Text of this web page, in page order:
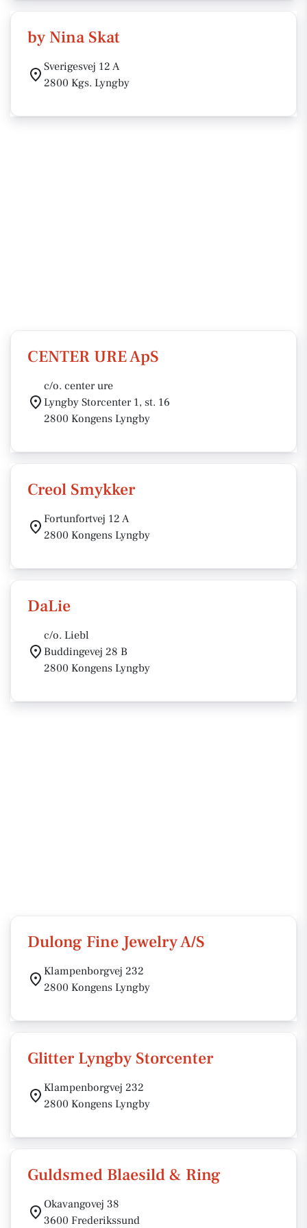
by Nina Skat
Sverigesvej 12 A
2800 Kgs. Lyngby
CENTER URE ApS
c/o. center ure
Lyngby Storcenter 1, st. 16
2800 Kongens Lyngby
Creol Smykker
Fortunfortvej 12 A
2800 Kongens Lyngby
DaLie
c/o. Liebl
Buddingevej 28 B
2800 Kongens Lyngby
Dulong Fine Jewelry A/S
Klampenborgvej 232
2800 Kongens Lyngby
Glitter Lyngby Storcenter
Klampenborgvej 232
2800 Kongens Lyngby
Guldsmed Blaesild & Ring
Okavangovej 38
3600 Frederikssund